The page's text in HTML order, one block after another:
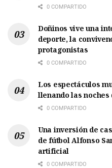
0 COMPARTIDO
Doñinos vive una
deporte, la
protagonistas
0 COMPARTIDO
Los espectáculos
llenando las noches
0 COMPARTIDO
Una inversión de
de fútbol Alfonso
artificial
0 COMPARTIDO